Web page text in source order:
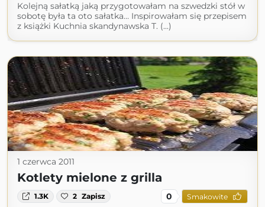
Kolejną sałatką jaką przygotowałam na szwedzki stół w
sobotę była ta oto sałatka… Inspirowałam się przepisem
z książki Kuchnia skandynawska T. (...)
1 czerwca 2011
Kotlety mielone z grilla
1.3K 2 Zapisz 0 Smakowite